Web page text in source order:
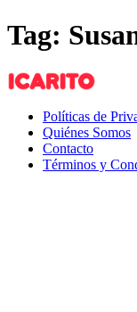
Tag:
Políticas de
Quiénes Somos
Contacto
Términos y